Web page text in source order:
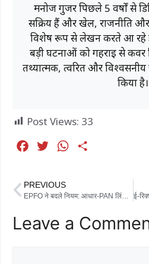
मनोज गुर्जर पिछले 5 वर्षों से
सक्रिय हैं और खेल, राजनीति
विशेष रूप से लेखन करते आ रहे
बड़ी घटनाओं को गहराई से
तथ्यात्मक, त्वरित और
किया है।
Post Views: 33
e
o
t
e
W
t
A
r
PREVIOUS
EPFO ने बदले नियम: आधार-PAN लिंक जरूरी, जल्द UPI और WhatsApp से भी मिलेगी PF की सुविधा
Leave a